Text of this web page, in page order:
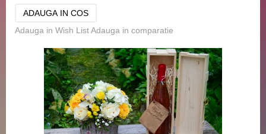
Adauga in Wish ListAdauga in comparatie